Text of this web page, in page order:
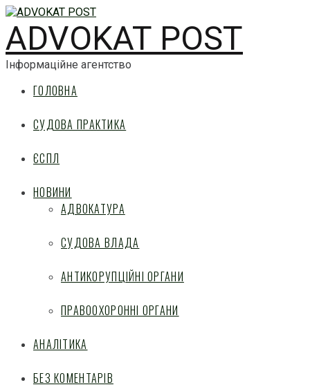
ADVOKAT POST
Інформаційне агентство
ГОЛОВНА
СУДОВА ПРАКТИКА
ЄСПЛ
НОВИНИ
АДВОКАТУРА
СУДОВА ВЛАДА
АНТИКОРУПЦІЙНІ ОРГАНИ
ПРАВООХОРОННІ ОРГАНИ
АНАЛІТИКА
БЕЗ КОМЕНТАРІВ